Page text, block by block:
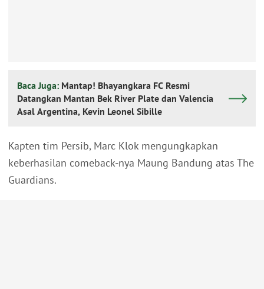
Baca Juga: Mantap! Bhayangkara FC Resmi
Datangkan Mantan Bek River Plate dan Valencia
Asal Argentina, Kevin Leonel Sibille
Kapten tim Persib, Marc Klok mengungkapkan
keberhasilan comeback-nya Maung Bandung atas The
Guardians.